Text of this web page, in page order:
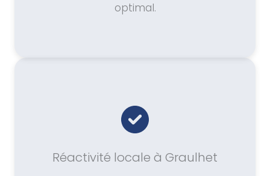
optimal.
Réactivité locale à Graulhet